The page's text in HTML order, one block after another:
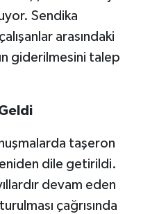
Sendika
arasındaki
giderilmesini talep
taşeron
dile getirildi.
devam eden
çağrısında